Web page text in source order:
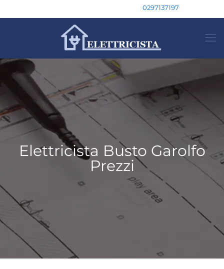
0297137197
Elettricista Busto Garolfo
Prezzi